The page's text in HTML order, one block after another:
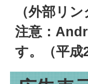
（外部リ
注意：
す。（平成